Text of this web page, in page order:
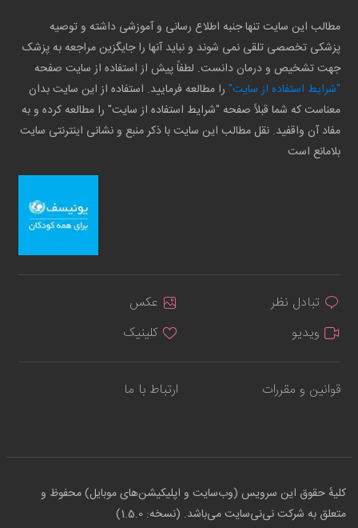
مطالب این سایت تنها جنبه اطلاع رسانی و آموزشی داشته و توصیه
پزشکی تخصصی تلقی نمی شوند و نباید آنها را جایگزین مراجعه به پزشک
جهت تشخیص و درمان دانست. لطفاً پیش از استفاده از سایت صفحه
"شرایط استفاده از سایت" را مطالعه فرمایید. استفاده از این سایت بدان
معناست که شما قبلاً صفحه "شرایط استفاده از سایت" را مطالعه کرده و به
مفاد آن واقفید. نقل مطالب این سایت با ذکر منبع و نشانی اینترنتی سایت
بلامانع است
تبادل نظر
عکس
ویدیو
کلینیک
قوانین و مقررات ارتباط با ما
کلیهٔ حقوق این سرویس (وب‌سایت و اپلیکیشن‌های موبایل) محفوظ و
متعلق به شرکت نی‌نی‌سایت می‌باشد. (نسخه: 1.5.0)